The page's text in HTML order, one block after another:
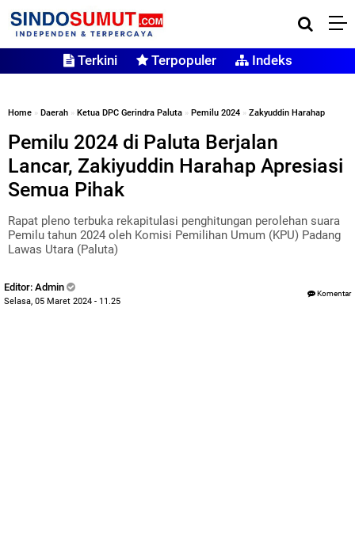
Terkini Terpopuler Indeks
Home » Daerah » Ketua DPC Gerindra Paluta » Pemilu 2024 » Zakyuddin Harahap
Pemilu 2024 di Paluta Berjalan
Lancar, Zakiyuddin Harahap Apresiasi
Semua Pihak
Rapat pleno terbuka rekapitulasi penghitungan perolehan suara
Pemilu tahun 2024 oleh Komisi Pemilihan Umum (KPU) Padang
Lawas Utara (Paluta)
Editor: Admin
Selasa, 05 Maret 2024 - 11.25
Komentar